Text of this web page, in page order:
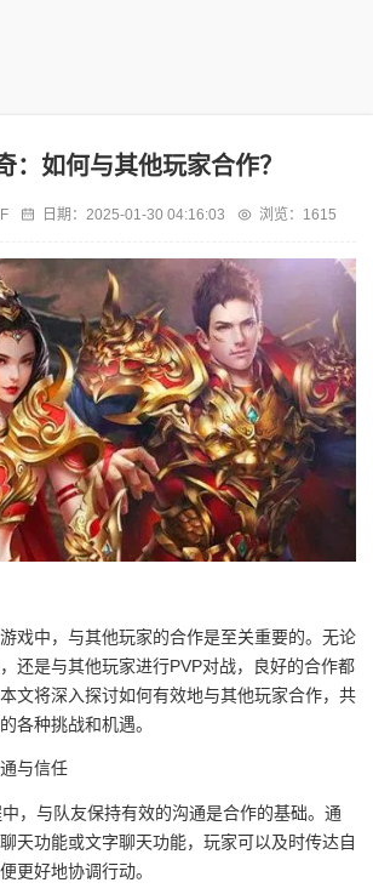
：如何与其他玩家合作？
日期： 2025-01-30 04:16:03 浏览：1615
戏中，与其他玩家的合作是至关重要的。无论
还是与其他玩家进行PVP对战，良好的合作都
文将深入探讨如何有效地与其他玩家合作，共
各种挑战和机遇。
与信任
，与队友保持有效的沟通是合作的基础。通
天功能或文字聊天功能，玩家可以及时传达自
更好地协调行动。